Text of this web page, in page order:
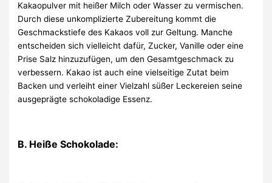
Kakaopulver mit heißer Milch oder Wasser zu vermischen.
Durch diese unkomplizierte Zubereitung kommt die
Geschmackstiefe des Kakaos voll zur Geltung. Manche
entscheiden sich vielleicht dafür, Zucker, Vanille oder eine
Prise Salz hinzuzufügen, um den Gesamtgeschmack zu
verbessern. Kakao ist auch eine vielseitige Zutat beim
Backen und verleiht einer Vielzahl süßer Leckereien seine
ausgeprägte schokoladige Essenz.
B. Heiße Schokolade: